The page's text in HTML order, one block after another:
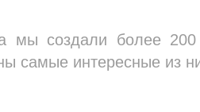
мы создали более 200
самые интересные из